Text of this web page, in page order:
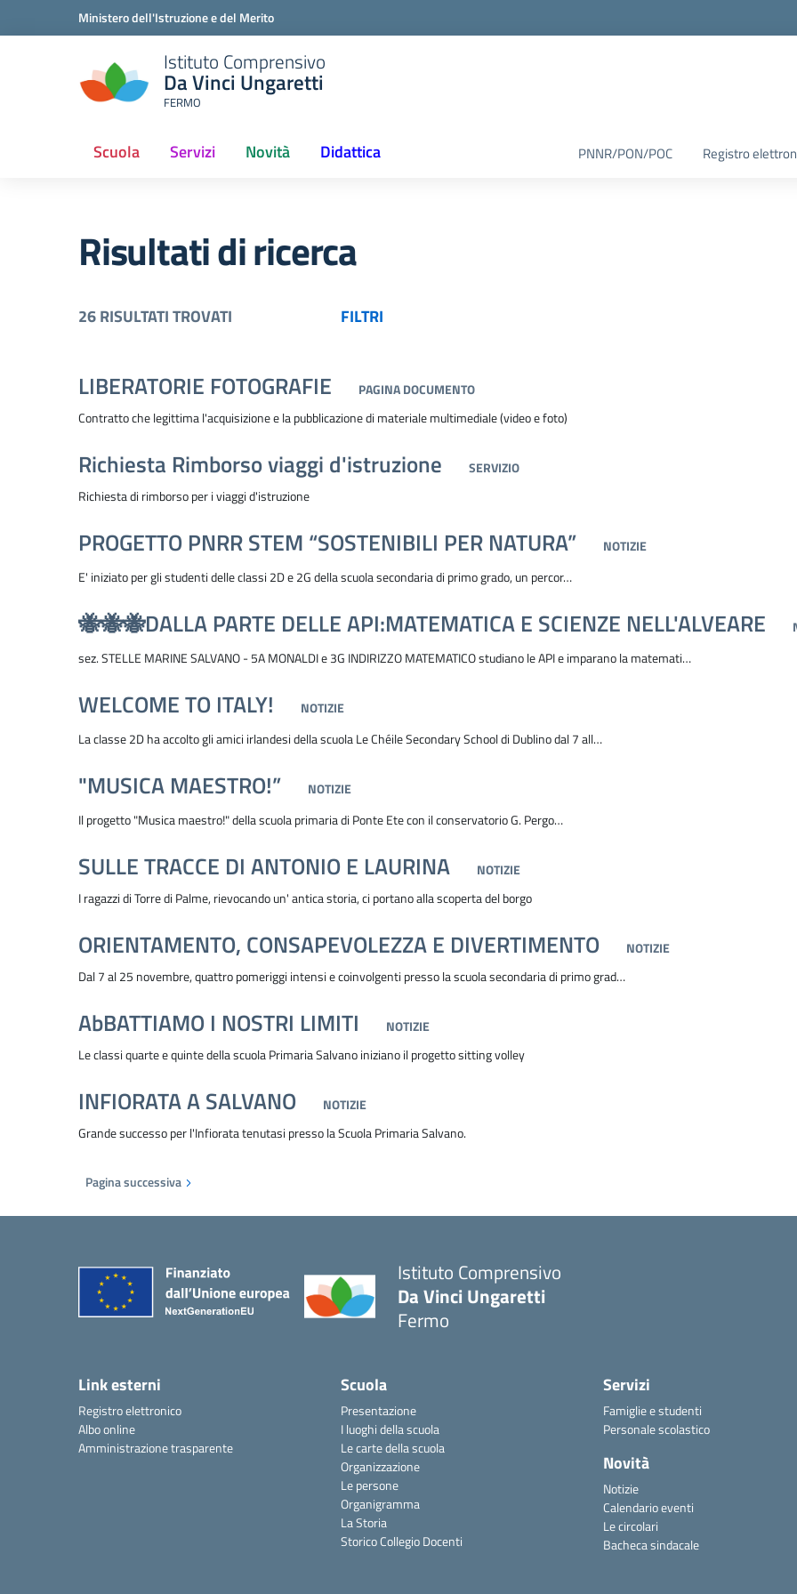
Ministero dell'Istruzione e del Merito
Istituto Comprensivo
Da Vinci Ungaretti
FERMO
Scuola Servizi Novità Didattica
(current) PNNR/PON/POC Registro
Risultati di ricerca
26 RISULTATI TROVATI FILTRI
LIBERATORIE FOTOGRAFIE PAGINA DOCUMENTO
Contratto che legittima l'acquisizione e la pubblicazione di materiale multimediale (video e foto)
Richiesta Rimborso viaggi d'istruzione SERVIZIO
Richiesta di rimborso per i viaggi d'istruzione
PROGETTO PNRR STEM “SOSTENIBILI PER NATURA” NOTIZIE
E' iniziato per gli studenti delle classi 2D e 2G della scuola secondaria di primo grado, un percor…
🐝🐝🐝DALLA PARTE DELLE API:MATEMATICA E SCIENZE NELL'ALVEARE
sez. STELLE MARINE SALVANO - 5A MONALDI e 3G INDIRIZZO MATEMATICO studiano le API e imparano la matemati…
WELCOME TO ITALY! NOTIZIE
La classe 2D ha accolto gli amici irlandesi della scuola Le Chéile Secondary School di Dublino dal 7 all…
"MUSICA MAESTRO!” NOTIZIE
Il progetto "Musica maestro!" della scuola primaria di Ponte Ete con il conservatorio G. Pergo…
SULLE TRACCE DI ANTONIO E LAURINA NOTIZIE
I ragazzi di Torre di Palme, rievocando un' antica storia, ci portano alla scoperta del borgo
ORIENTAMENTO, CONSAPEVOLEZZA E DIVERTIMENTO NOTIZIE
Dal 7 al 25 novembre, quattro pomeriggi intensi e coinvolgenti presso la scuola secondaria di primo grad…
AbBATTIAMO I NOSTRI LIMITI NOTIZIE
Le classi quarte e quinte della scuola Primaria Salvano iniziano il progetto sitting volley
INFIORATA A SALVANO NOTIZIE
Grande successo per l'Infiorata tenutasi presso la Scuola Primaria Salvano.
Pagina successiva
Istituto Comprensivo
Da Vinci Ungaretti
Fermo
Link esterni
Registro elettronico
Albo online
Amministrazione trasparente
Scuola
Presentazione
I luoghi della scuola
Le carte della scuola
Organizzazione
Le persone
Organigramma
La Storia
Storico Collegio Docenti
Servizi
Famiglie e studenti
Personale scolastico
Novità
Notizie
Calendario eventi
Le circolari
Bacheca sindacale